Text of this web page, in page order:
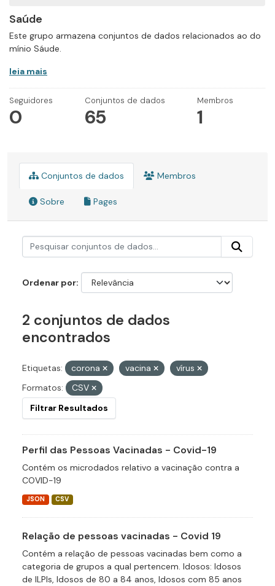
Saúde
Este grupo armazena conjuntos de dados relacionados ao do
mínio Sáude.
leia mais
Seguidores
0
Conjuntos de dados
65
Membros
1
Conjuntos de dados Membros
Sobre Pages
Ordenar por
2 conjuntos de dados
encontrados
Etiquetas: corona vacina
vírus
Formatos:
CSV
Filtrar Resultados
Perfil das Pessoas Vacinadas - Covid-19
Contém os microdados relativo a vacinação contra a
COVID-19
JSON CSV
Relação de pessoas vacinadas - Covid 19
Contém a relação de pessoas vacinadas bem como a
categoria de grupos a qual pertencem. Idosos: Idosos
de ILPIs, Idosos de 80 a 84 anos, Idosos com 85 anos